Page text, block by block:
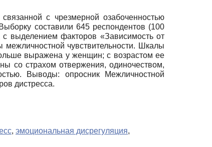
с чрезмерной озабоченностью
составили 645 респондентов (100
выделением факторов «Зависимость от
чувствительности. Шкалы
выражена у женщин; с возрастом ее
со страхом отвержения, одиночеством,
Выводы: опросник Межличностной
дистресса.
, эмоциональная дисрегуляция,